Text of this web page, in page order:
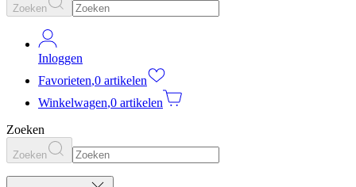
Zoeken
Inloggen
Favorieten,0 artikelen
Winkelwagen,0 artikelen
Zoeken
Zoeken